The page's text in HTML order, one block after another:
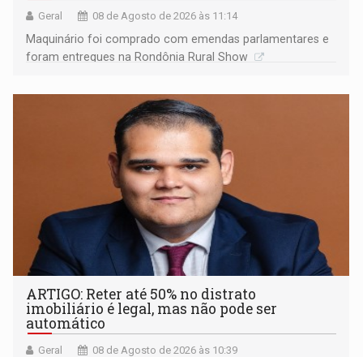
Geral 08 de Agosto de 2026 às 11:14
Maquinário foi comprado com emendas parlamentares e
foram entregues na Rondônia Rural Show
ARTIGO: Reter até 50% no distrato
imobiliário é legal, mas não pode ser
automático
Geral 08 de Agosto de 2026 às 10:39